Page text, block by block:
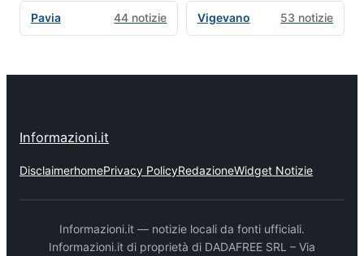
Pavia 44 notizie Vigevano 53 notizie
Informazioni.it
DisclaimerhomePrivacy PolicyRedazioneWidget Notizie
Informazioni.it — notizie locali da fonti ufficiali.
Informazioni.it di proprietà di DADAFREE SRL – Via